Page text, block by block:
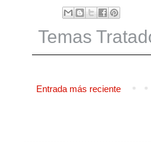
Temas
Entrada más reciente